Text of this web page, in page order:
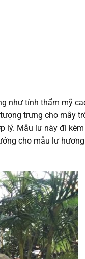
như tính thẩm mỹ
trưng cho mây
lý. Mẫu lư này đi
cho mẫu lư